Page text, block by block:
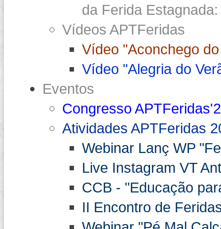
da Ferida
Vídeos APTFeridas
Vídeo "Aconchego
Vídeo "Alegria do
Eventos
Congresso
Atividades APTFeridas
Webinar Lanç WP
Live Instagram VT
CCB - "Educação
II Encontro de